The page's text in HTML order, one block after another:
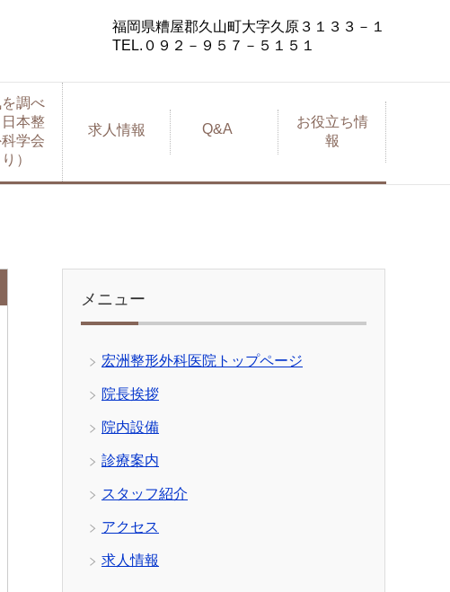
福岡県糟屋郡久山町大字久原３１３３－１
TEL.０９２－９５７－５１５１
調べ
本整
学会
）
求人情報 Q&A
お役立ち情
報
メニュー
宏洲整形外科医院トップページ
院長挨拶
院内設備
診療案内
スタッフ紹介
アクセス
求人情報